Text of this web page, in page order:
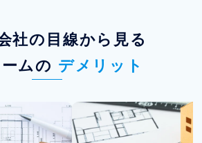
社の目線から見る
ムの デメリット